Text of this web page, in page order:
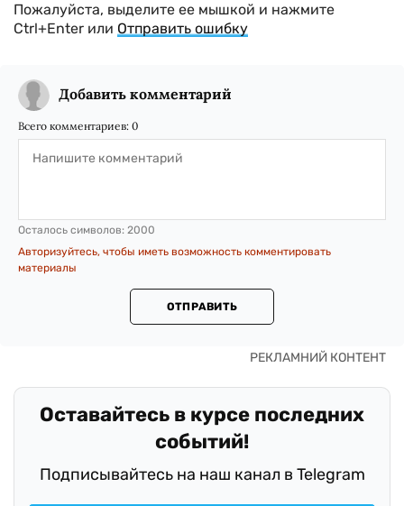
Пожалуйста, выделите ее мышкой и нажмите
Ctrl+Enter или Отправить ошибку
Добавить комментарий
Всего комментариев: 0
Осталось символов: 2000
Авторизуйтесь, чтобы иметь возможность комментировать
материалы
ОТПРАВИТЬ
Оставайтесь в курсе последних
событий!
Подписывайтесь на наш канал в Telegram